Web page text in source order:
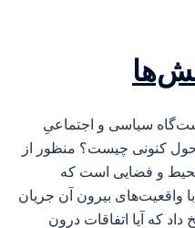
سیاسی و اجتماعیِ
کنونی چیست؟ منظور از
و فضایی است که
واقعیت‌های بیرون آن جریان
که آیا اتفاقات درون